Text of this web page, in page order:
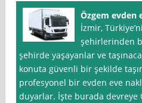
Özgem evden
İzmir,
şehirlerinden
şehirde yaşayanlar ve
konuta güvenli bir şekilde
profesyonel bir evden eve
duyarlar. İşte burada devreye